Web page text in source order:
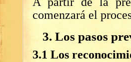
comenzará el
3. Los pasos
3.1 Los